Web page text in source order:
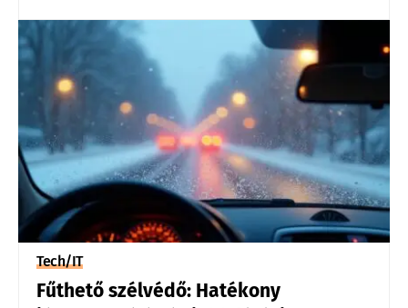
Tech/IT
Fűthető szélvédő: Hatékony